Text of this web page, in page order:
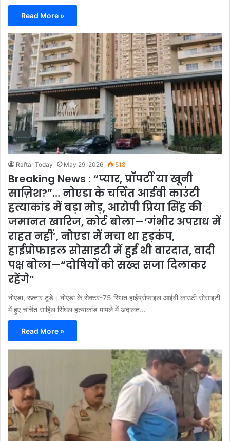
Read More »
Raftar Today May 29, 2026 518
Breaking News : “प्यार, प्रॉपर्टी या खूनी
साज़िश?”… नोएडा के चर्चित आईवी काउंटी
हत्याकांड में बड़ा मोड़, आरोपी प्रिया सिंह की
जमानत खारिज, कोर्ट बोला—‘गंभीर अपराध में
राहत नहीं’, नोएडा में मचा था हड़कंप,
हाईप्रोफाइल सोसाइटी में हुई थी वारदात, वादी
पक्ष बोला—“दोषियों को सख्त सजा दिलाकर
रहेंगे”
नोएडा, रफ़्तार टूडे। नोएडा के सेक्टर-75 स्थित हाईप्रोफाइल आईवी काउंटी सोसाइटी
में हुए चर्चित साहिल सिंघल हत्याकांड मामले में अदालत…
Read More »